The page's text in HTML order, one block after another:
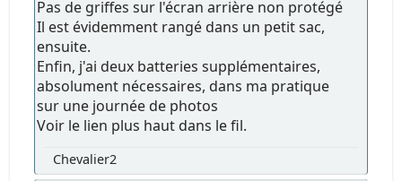
Pas de griffes sur l'écran arrière non protégé
Il est évidemment rangé dans un petit sac,
ensuite.
Enfin, j'ai deux batteries supplémentaires,
absolument nécessaires, dans ma pratique
sur une journée de photos
Voir le lien plus haut dans le fil.
Chevalier2